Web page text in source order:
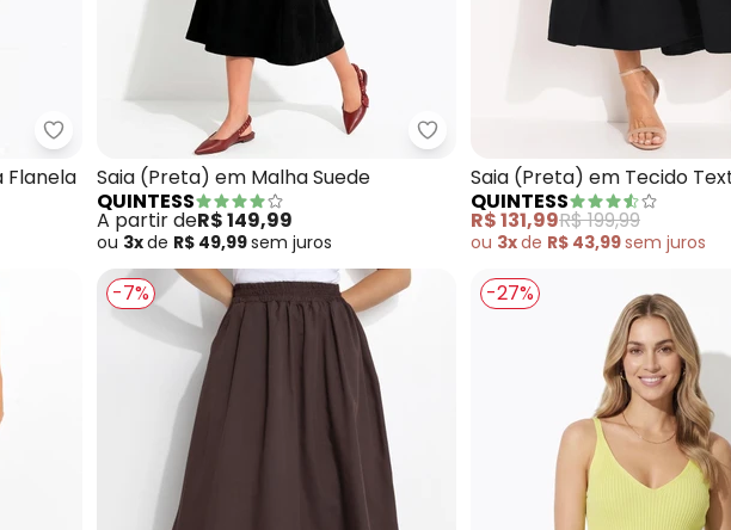
Quintess - Saia (Xadrez Vichy) em Malha Flanela
Flanela
Quintess - Saia (Preta) em
Saia (Preta) em Malha Suede
QUINTESS
A partir deR$ 149,99
ou 3xde R$ 49,99sem juros
Saia (Preta) em Tecido
QUINTESS
R$ 131,99R$ 199,99
ou 3xde R$ 43,99sem juros
-7% -27%